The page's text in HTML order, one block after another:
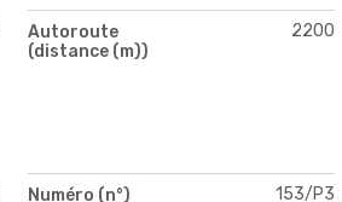
Autoroute
(distance (m))
2200
Numéro (n°) 153/P3